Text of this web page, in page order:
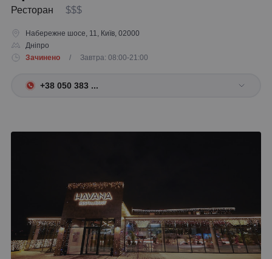
Ресторан $$$
Набережне шосе, 11, Київ, 02000
Дніпро
Зачинено
/ Завтра: 08:00-21:00
+38 050 383 ...